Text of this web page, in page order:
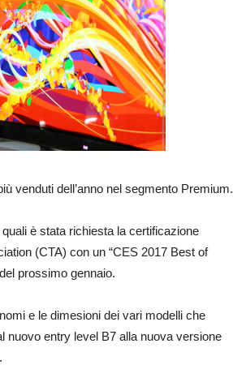
venduti dell’anno nel segmento Premium.
è stata richiesta la certificazione
(CTA) con un “CES 2017 Best of
prossimo gennaio.
e le dimesioni dei vari modelli che
nuovo entry level B7 alla nuova versione